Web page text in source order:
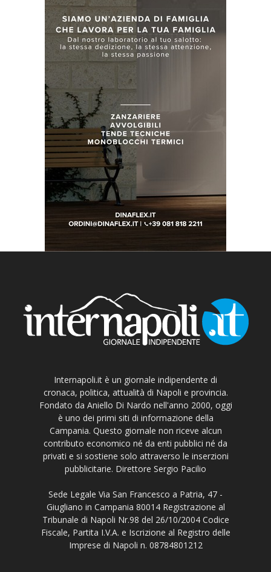
Internapoli.it è un giornale indipendente di
cronaca, politica, attualità di Napoli e provincia.
Fondato da Aniello Di Nardo nell'anno 2000, oggi
è uno dei primi siti di informazione della
Campania. Questo giornale non riceve alcun
contributo economico né da enti pubblici né da
privati e si sostiene solo attraverso le inserzioni
pubblicitarie. Direttore Sergio Pacilio
Sede Legale Via San Francesco a Patria, 47 -
Giugliano in Campania 80014 Registrazione al
Tribunale di Napoli Nr.98 del 26/10/2004 Codice
Fiscale, Partita I.V.A. e Iscrizione al Registro delle
Imprese di Napoli n. 08784801212